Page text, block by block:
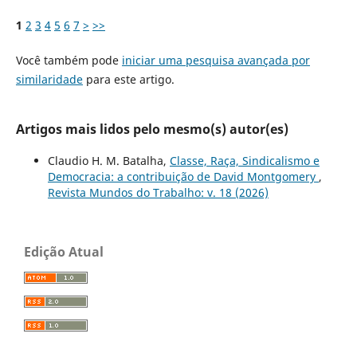
1 2 3 4 5 6 7 > >>
Você também pode iniciar uma pesquisa avançada por
similaridadepara este artigo.
Artigos mais lidos pelo mesmo(s) autor(es)
Claudio H. M. Batalha, Classe, Raça, Sindicalismo e
Democracia: a contribuição de David Montgomery ,
Revista Mundos do Trabalho: v. 18 (2026)
Edição Atual